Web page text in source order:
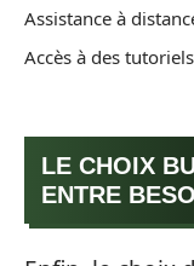
Assistance à
Accès à des
LE CHOIX
ENTRE